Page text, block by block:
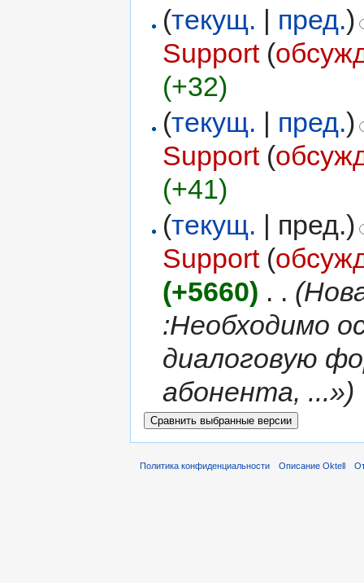
(текущ. | пред.)
Support (
(+32)
(текущ. | пред.)
Support (
(+41)
(текущ. | пред.)
Support (
(+5660) . .
:Необходимо
диалоговую
абонента, ...»)
Политика конфиденциальности Описание Oktell